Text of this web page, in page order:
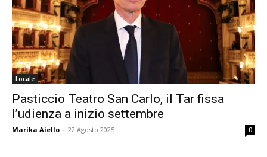
Locale
Pasticcio Teatro San Carlo, il Tar fissa
l’udienza a inizio settembre
Marika Aiello - 22 Agosto 2025 0